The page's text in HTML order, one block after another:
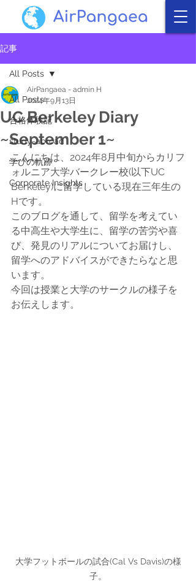
記事
All Posts
合格体験記
study-abroad
学びの軌跡
Corporate Insights
All Posts
UC Berkeley Diary
~September 1~
AirPangaea - admin H
2024年9月13日
こんにちは、2024年8月中旬からカリフ
ォルニア大学バークレー校(以下UC
Berkeley)に留学している現在三年生の
Hです。
このブログを通して、留学を考えてい
る中高生や大学生に、留学の苦労や喜
び、発見のリアルについてお届けし、
留学へのアドバイスができたらなと思
います。
今回は授業と大学のサークルの様子を
お伝えします。
大学フットボールの試合(Cal Vs Davis)の様
子。